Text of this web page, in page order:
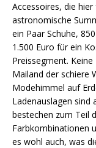
Accessoires, die
astronomische
ein Paar Schuhe,
1.500 Euro für ein
Preissegment.
Mailand der schiere
Modehimmel auf
Ladenauslagen sind
bestechen zum Teil
Farbkombinationen
es wohl auch, was